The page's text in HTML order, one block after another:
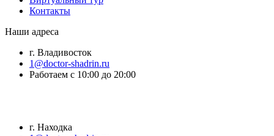
Контакты
Наши адреса
г. Владивосток
1@doctor-shadrin.ru
Работаем с 10:00 до 20:00
г. Находка